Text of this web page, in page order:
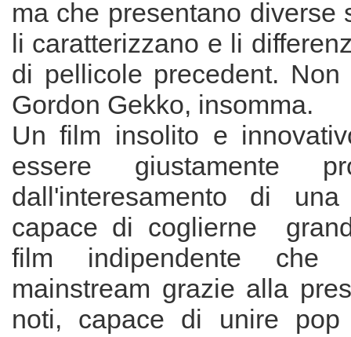
ma che presentano diverse
li caratterizzano e li
di pellicole precedent.
Gordon Gekko, insomma.
Un film insolito e
essere giustamente
dall'interesamento di
capace di coglierne
film indipendente che
mainstream grazie alla
noti, capace di unire